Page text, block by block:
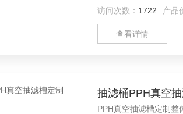
访问次数： 1722 产品
查看详情
抽滤桶PPH真空抽
PPH真空抽滤槽定制整